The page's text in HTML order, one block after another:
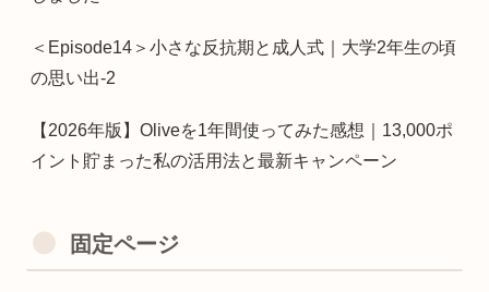
＜Episode14＞小さな反抗期と成人式｜大学2年生の頃
の思い出-2
【2026年版】Oliveを1年間使ってみた感想｜13,000ポ
イント貯まった私の活用法と最新キャンペーン
固定ページ